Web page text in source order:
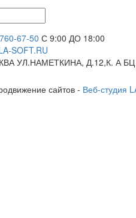
67-50 С 9:00 ДО 18:00
SOFT.RU
УЛ.НАМЕТКИНА, Д.12,К. А
сайтов - Веб-студия